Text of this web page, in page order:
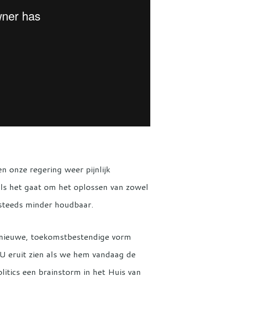
onze regering weer pijnlijk
het gaat om het oplossen van zowel
minder houdbaar.
toekomstbestendige vorm
eruit zien als we hem vandaag de
een brainstorm in het Huis van